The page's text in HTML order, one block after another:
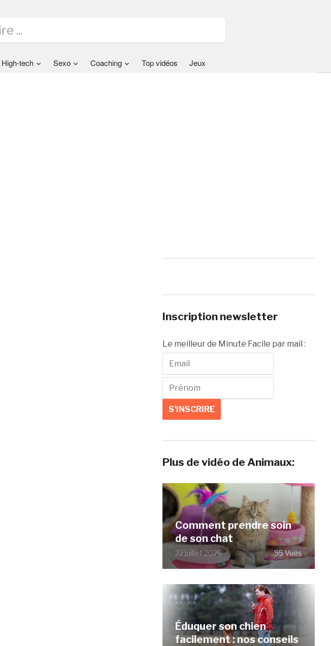
High-tech Sexo Coaching Top vidéos Jeux
Inscription newsletter
Le meilleur de Minute Facile par mail :
Plus de vidéo de Animaux:
Comment prendre soin
de son chat
22 juillet 2026 95 Vues
Éduquer son chien
facilement : nos conseils